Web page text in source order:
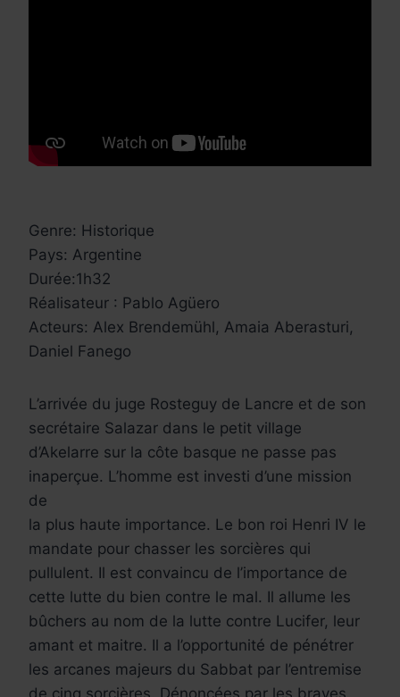
Genre: Historique
Pays: Argentine
Durée:1h32
Réalisateur : Pablo Agüero
Acteurs: Alex Brendemühl, Amaia Aberasturi,
Daniel Fanego
L’arrivée du juge Rosteguy de Lancre et de son
secrétaire Salazar dans le petit village
d’Akelarre sur la côte basque ne passe pas
inaperçue. L’homme est investi d’une mission
de
la plus haute importance. Le bon roi Henri IV le
mandate pour chasser les sorcières qui
pullulent. Il est convaincu de l’importance de
cette lutte du bien contre le mal. Il allume les
bûchers au nom de la lutte contre Lucifer, leur
amant et maitre. Il a l’opportunité de pénétrer
les arcanes majeurs du Sabbat par l’entremise